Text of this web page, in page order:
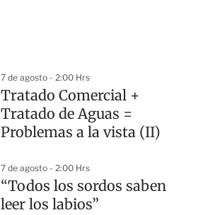
7 de agosto - 2:00 Hrs
Tratado Comercial +
Tratado de Aguas =
Problemas a la vista (II)
7 de agosto - 2:00 Hrs
“Todos los sordos saben
leer los labios”